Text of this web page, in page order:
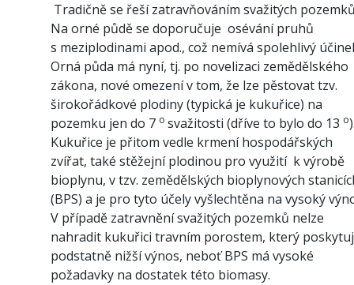
Tradičně se řeší zatravňováním svažitých
Na orné půdě se doporučuje osévání pruhů
s meziplodinami apod., což nemívá spolehlivý
Orná půda má nyní, tj. po novelizaci zemědělského
zákona, nové omezení v tom, že lze pěstovat tzv.
širokořádkové plodiny (typická je kukuřice) na
pozemku jen do 7 o svažitosti (dříve to bylo do 13 o
Kukuřice je přitom vedle krmení hospodářských
zvířat, také stěžejní plodinou pro využití k výrobě
bioplynu, v tzv. zemědělských bioplynových
(BPS) a je pro tyto účely vyšlechtěna na vysoký
V případě zatravnění svažitých pozemků nelze
nahradit kukuřici travním porostem, který
podstatně nižší výnos, neboť BPS má vysoké
požadavky na dostatek této biomasy.